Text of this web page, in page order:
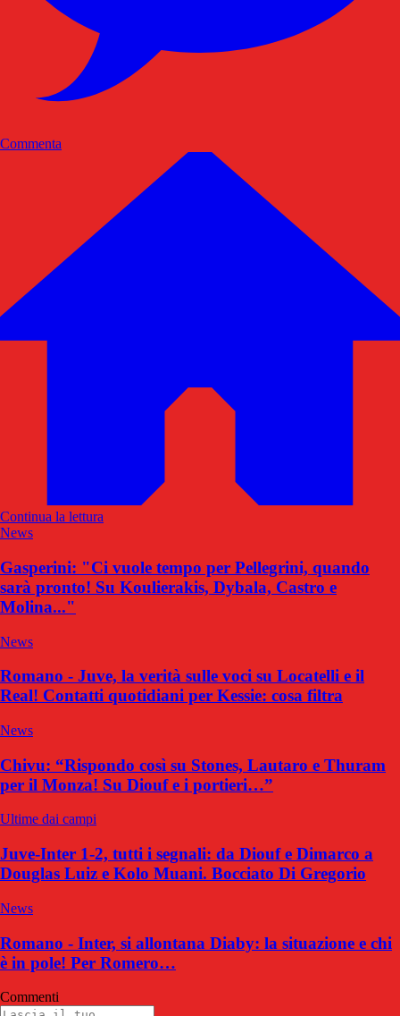
Commenta
Continua la lettura
News
Gasperini: "Ci vuole tempo per Pellegrini, quando
sarà pronto! Su Koulierakis, Dybala, Castro e
Molina..."
News
Romano - Juve, la verità sulle voci su Locatelli e il
Real! Contatti quotidiani per Kessie: cosa filtra
News
Chivu: “Rispondo così su Stones, Lautaro e Thuram
per il Monza! Su Diouf e i portieri…”
Ultime dai campi
Juve-Inter 1-2, tutti i segnali: da Diouf e Dimarco a
Douglas Luiz e Kolo Muani. Bocciato Di Gregorio
News
Romano - Inter, si allontana Diaby: la situazione e chi
è in pole! Per Romero…
Commenti